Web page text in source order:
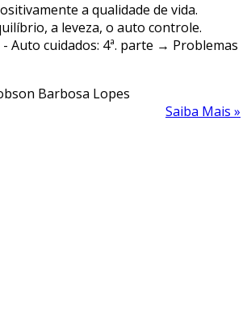
a qualidade de vida.
a leveza, o auto controle.
- Auto cuidados: 4ª. parte → Problemas
Barbosa Lopes
Saiba Mais »